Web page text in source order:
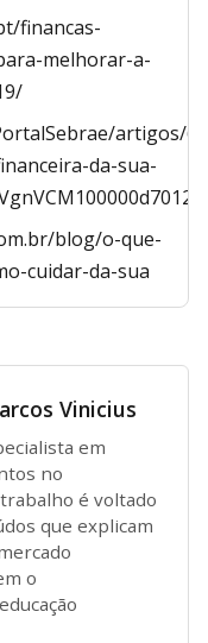
financas-
melhorar-a-
artigos/6-
da-sua-
blog/o-que-
cuidar-da-sua
Vinicius
em
no
é voltado
que explicam
o